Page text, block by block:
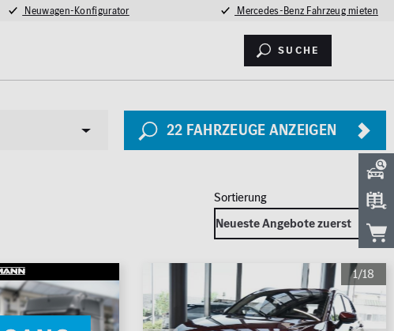
Neuwagen-Konfigurator Mercedes-Benz Fahrzeug mieten
Suche
22 FAHRZEUGE ANZEIGEN
2026
Totwinkel-Assistent
1/18